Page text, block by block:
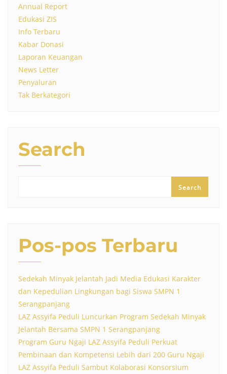
Annual Report
Edukasi ZIS
Info Terbaru
Kabar Donasi
Laporan Keuangan
News Letter
Penyaluran
Tak Berkategori
Search
Search
Pos-pos Terbaru
Sedekah Minyak Jelantah Jadi Media Edukasi Karakter
dan Kepedulian Lingkungan bagi Siswa SMPN 1
Serangpanjang
LAZ Assyifa Peduli Luncurkan Program Sedekah Minyak
Jelantah Bersama SMPN 1 Serangpanjang
Program Guru Ngaji LAZ Assyifa Peduli Perkuat
Pembinaan dan Kompetensi Lebih dari 200 Guru Ngaji
LAZ Assyifa Peduli Sambut Kolaborasi Konsorsium